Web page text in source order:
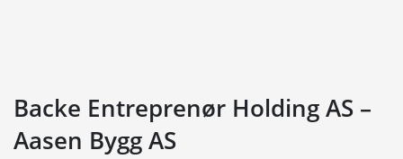
Backe Entreprenør Holding AS –
Aasen Bygg AS